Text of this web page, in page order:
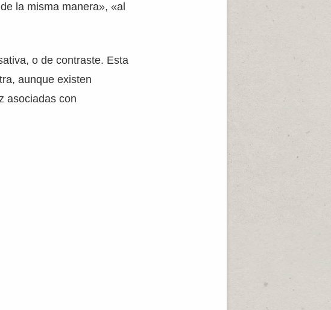
la misma manera», «al
o de contraste. Esta
aunque existen
asociadas con